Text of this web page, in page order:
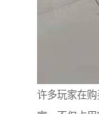
许多玩家在